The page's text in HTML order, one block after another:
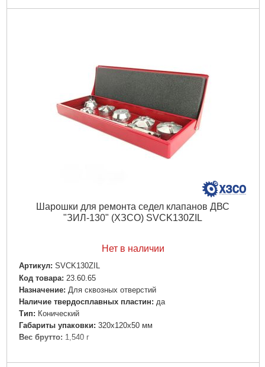
Угол: 60°, 90°, 120°
Шарошки для ремонта седел клапанов ДВС
"ЗИЛ-130" (ХЗСО) SVCK130ZIL
Нет в наличии
Артикул: SVCK130ZIL
Код товара: 23.60.65
Назначение: Для сквозных отверстий
Наличие твердосплавных пластин: да
Тип: Конический
Габариты упаковки: 320x120x50 мм
Вес брутто: 1,540 г
Подробнее...